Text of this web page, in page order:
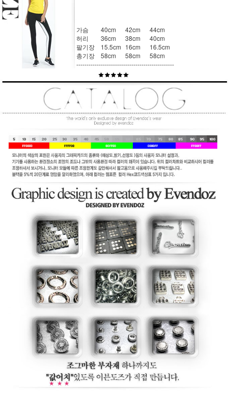
가슴 40cm 42cm
44cm
허리
36cm 38cm
40cm
팔기장
15.5cm 16cm
16.5cm
총기장
58cm 58cm
58cm
------------------------------------------------